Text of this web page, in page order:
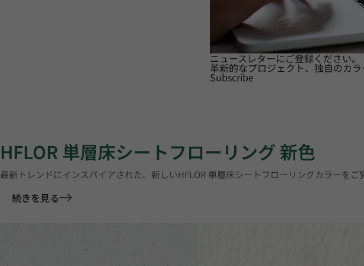
ニュースレターにご登録ください。
革新的なプロジェクト、独自のカ
Subscribe
HFLOR 単層床シートフローリング 新色
最新トレンドにインスパイアされた、新しいHFLOR 単層床シートフローリングカラーをご
続きを見る